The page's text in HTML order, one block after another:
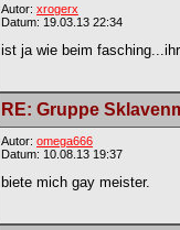
Autor: xrogerx
Datum: 19.03.13 22:34
ist ja wie beim
RE: Gruppe
Autor: omega666
Datum: 10.08.13 19:37
biete mich gay meister.